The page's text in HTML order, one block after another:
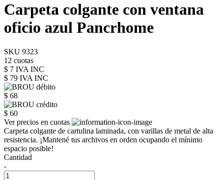
Carpeta colgante con ventana
oficio azul Pancrhome
SKU 9323
12 cuotas
$ 7 IVA INC
$ 79 IVA INC
$ 68
$ 60
Ver precios en cuotas
Carpeta colgante de cartulina laminada, con varillas de metal de alta
resistencia. ¡Mantené tus archivos en orden ocupando el mínimo
espacio posible!
Cantidad
-